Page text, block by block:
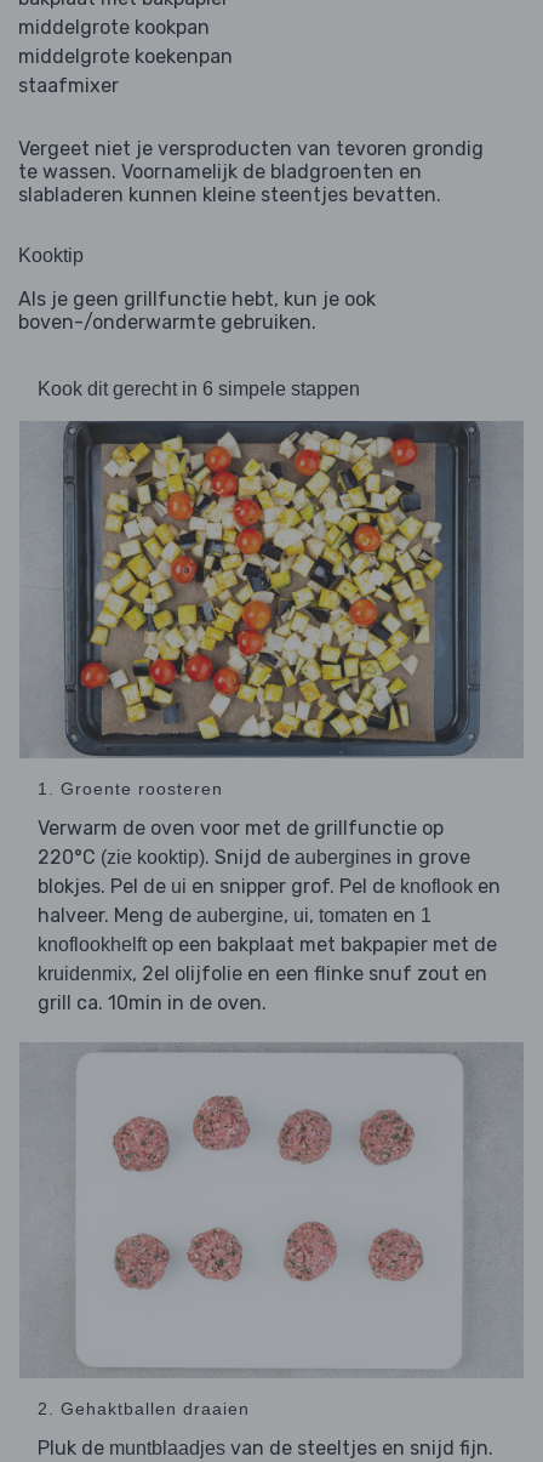
middelgrote kookpan
middelgrote koekenpan
staafmixer
Vergeet niet je versproducten van tevoren grondig
te wassen. Voornamelijk de bladgroenten en
slabladeren kunnen kleine steentjes bevatten.
Kooktip
Als je geen grillfunctie hebt, kun je ook
boven-/onderwarmte gebruiken.
Kook dit gerecht in 6 simpele stappen
1. Groente roosteren
Verwarm de oven voor met de grillfunctie op
220°C (zie kooktip). Snijd de aubergines in grove
blokjes. Pel de ui en snipper grof. Pel de knoflook en
halveer. Meng de aubergine, ui, tomaten en 1
knoflookhelft op een bakplaat met bakpapier met de
kruidenmix, 2el olijfolie en een flinke snuf zout en
grill ca. 10min in de oven.
2. Gehaktballen draaien
Pluk de muntblaadjes van de steeltjes en snijd fijn.